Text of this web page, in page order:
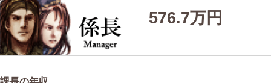
576.7万円